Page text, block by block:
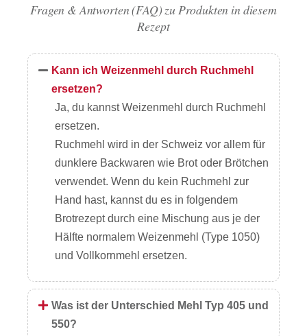
Fragen & Antworten (FAQ) zu Produkten in diesem
Rezept
Kann ich Weizenmehl durch Ruchmehl
ersetzen?
Ja, du kannst Weizenmehl durch Ruchmehl
ersetzen.
Ruchmehl wird in der Schweiz vor allem für
dunklere Backwaren wie Brot oder Brötchen
verwendet. Wenn du kein Ruchmehl zur
Hand hast, kannst du es in folgendem
Brotrezept durch eine Mischung aus je der
Hälfte normalem Weizenmehl (Type 1050)
und Vollkornmehl ersetzen.
Was ist der Unterschied Mehl Typ 405 und
550?